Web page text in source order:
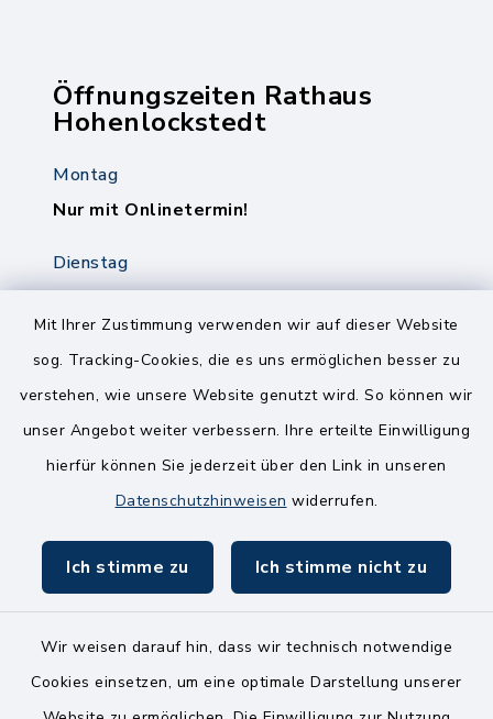
Mit Ihrer Zustimmung verwenden wir auf dieser Website
sog. Tracking-Cookies, die es uns ermöglichen besser zu
verstehen, wie unsere Website genutzt wird. So können wir
unser Angebot weiter verbessern. Ihre erteilte Einwilligung
hierfür können Sie jederzeit über den Link in unseren
Datenschutzhinweisen widerrufen.
Ich stimme zu Ich stimme nicht zu
Wir weisen darauf hin, dass wir technisch notwendige
Cookies einsetzen, um eine optimale Darstellung unserer
Öffnungszeiten Rathaus
Hohenlockstedt
Montag
Nur mit Onlinetermin!
Dienstag
8.00-12.00 Uhr
14.00-18.00 Uhr
Freitag
8.00-11.00 Uhr
Kontakt